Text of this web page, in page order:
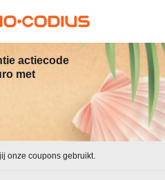
actiecode
met
onze coupons gebruikt.